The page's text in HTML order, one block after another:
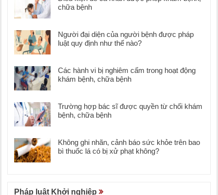
chữa bệnh
Người đại diện của người bệnh được pháp
luật quy định như thế nào?
Các hành vi bị nghiêm cấm trong hoạt động
khám bệnh, chữa bệnh
Trường hợp bác sĩ được quyền từ chối khám
bệnh, chữa bệnh
Không ghi nhãn, cảnh báo sức khỏe trên bao
bì thuốc lá có bị xử phạt không?
Pháp luật Khởi nghiệp